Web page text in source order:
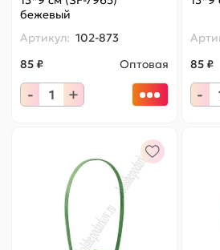
бежевый
Артикул: 102-873
85 ₽
Оптовая
- +
85 ₽
-